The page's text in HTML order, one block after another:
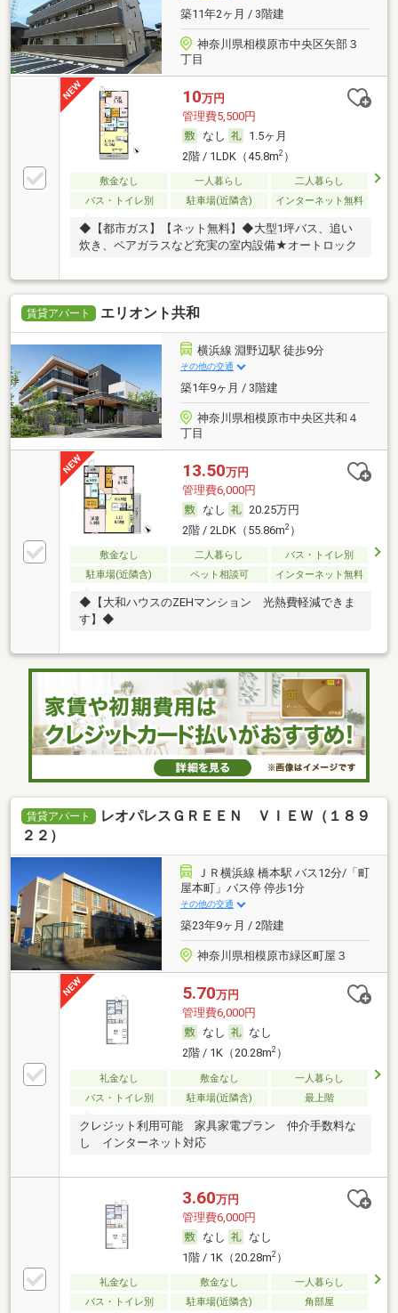
築11年2ヶ月 / 3階建
神奈川県相模原市中央区矢部３
丁目
10万円
管理費5,500円
なし
1.5ヶ月
2階 / 1LDK（45.8m2）
敷金なし 一人暮らし
二人暮らし
バス・トイレ別
駐車場(近隣含) インターネット無料
◆【都市ガス】【ネット無料】◆大型1坪バス、追い
炊き、ペアガラスなど充実の室内設備★オートロック
賃貸アパート エリオント共和
横浜線 淵野辺駅 徒歩9分
その他の交通
築1年9ヶ月 / 3階建
神奈川県相模原市中央区共和４
丁目
13.50万円
管理費6,000円
なし
20.25万円
2階 / 2LDK（55.86m2）
敷金なし 二人暮らし
バス・トイレ別
駐車場(近隣含)
ペット相談可 インターネット無料
◆【大和ハウスのZEHマンション 光熱費軽減できま
す】◆
賃貸アパート
レオパレスＧＲＥＥＮ ＶＩＥＷ（１８９
２２）
ＪＲ横浜線 橋本駅 バス12分/「町
屋本町」バス停 停歩1分
その他の交通
築23年9ヶ月 / 2階建
神奈川県相模原市緑区町屋３
5.70万円
管理費6,000円
なし
なし
2階 / 1K（20.28m2）
礼金なし 敷金なし
一人暮らし
バス・トイレ別
駐車場(近隣含) 最上階
クレジット利用可能 家具家電プラン 仲介手数料な
し インターネット対応
3.60万円
管理費6,000円
なし
なし
1階 / 1K（20.28m2）
礼金なし 敷金なし
一人暮らし
バス・トイレ別
駐車場(近隣含) 角部屋